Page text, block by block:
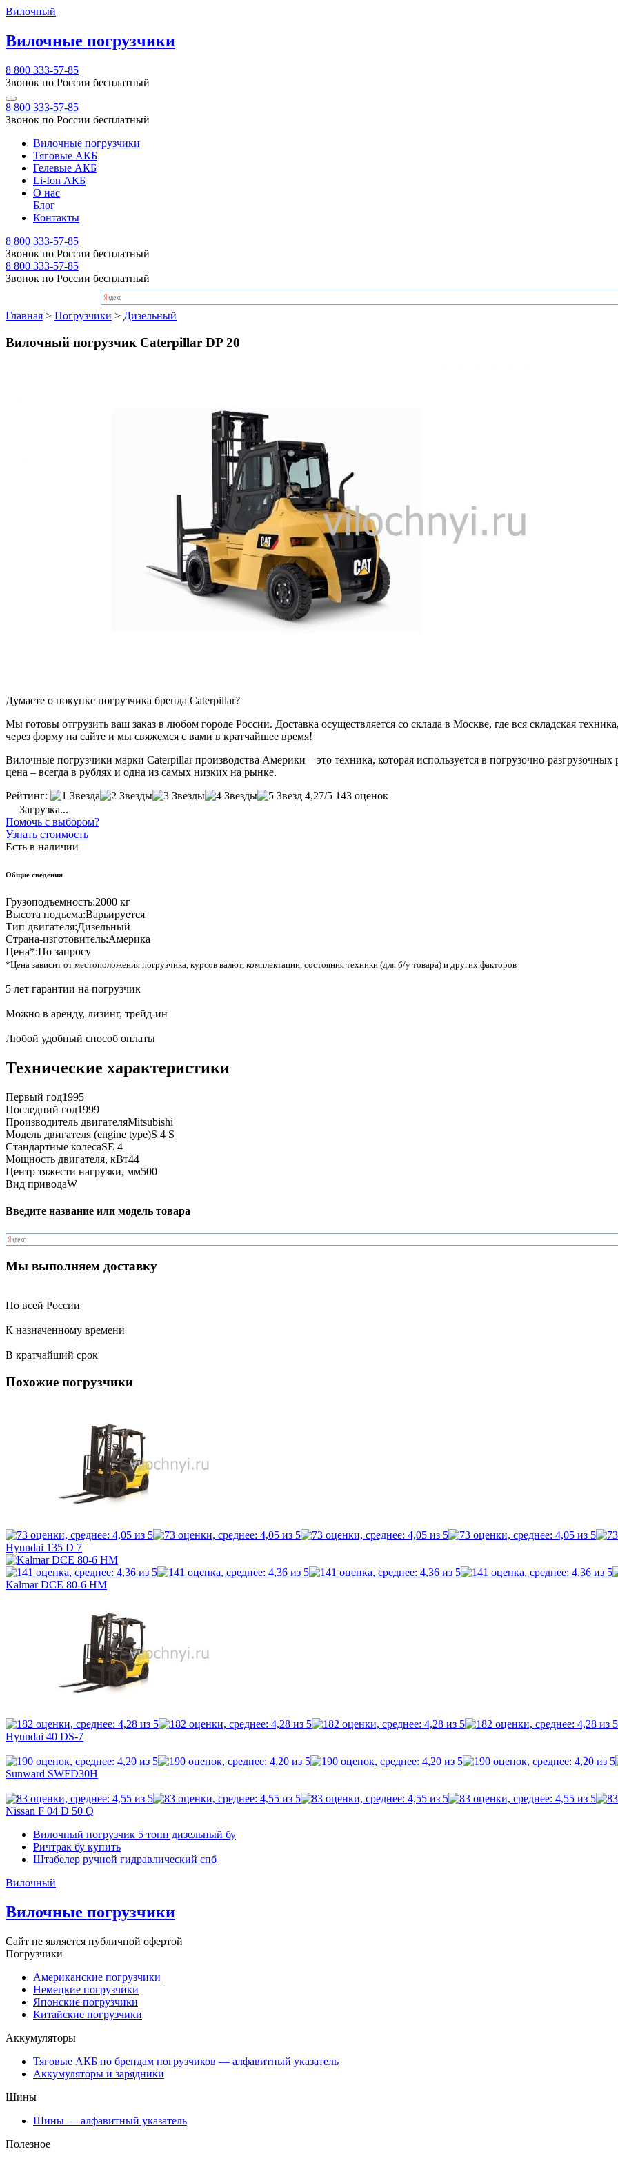
Вилочный
Вилочные погрузчики
8 800 333-57-85
Звонок по России бесплатный
8 800 333-57-85
Звонок по России бесплатный
Вилочные погрузчики
Тяговые АКБ
Гелевые АКБ
Li-Ion АКБ
О нас
Блог
Контакты
8 800 333-57-85
Звонок по России бесплатный
8 800 333-57-85
Звонок по России бесплатный
Главная > Погрузчики > Дизельный
Вилочный погрузчик Caterpillar DP 20
Думаете о покупке погрузчика бренда Caterpillar?
Мы готовы отгрузить ваш заказ в любом городе России. Доставка осуществляется со склада в Москве, где вся складская
через форму на сайте и мы свяжемся с вами в кратчайшее время!
Вилочные погрузчики марки Caterpillar производства Америки – это техника, которая используется в погрузочно-
цена – всегда в рублях и одна из самых низких на рынке.
Рейтинг:
4,27/5 143 оценок
Загрузка...
Помочь с выбором?
Узнать стоимость
Есть в наличии
Общие сведения
Грузоподъемность:2000 кг
Высота подъема:Варьируется
Тип двигателя:Дизельный
Страна-изготовитель:Америка
Цена*:По запросу
*Цена зависит от местоположения погрузчика, курсов валют, комплектации, состояния техники (для б/у товара) и других факторов
5 лет гарантии на погрузчик
Можно в аренду, лизинг, трейд-ин
Любой удобный способ оплаты
Технические характеристики
Первый год1995
Последний год1999
Производитель двигателяMitsubishi
Модель двигателя (engine type)S 4 S
Стандартные колесаSE 4
Мощность двигателя, кВт44
Центр тяжести нагрузки, мм500
Вид приводаW
Введите название или модель товара
Мы выполняем доставку
По всей России
К назначенному времени
В кратчайший срок
Похожие погрузчики
Hyundai 135 D 7
Kalmar DCE 80-6 HM
Hyundai 40 DS-7
Sunward SWFD30H
Nissan F 04 D 50 Q
Вилочный погрузчик 5 тонн дизельный бу
Ричтрак бу купить
Штабелер ручной гидравлический спб
Вилочный
Вилочные погрузчики
Сайт не является публичной офертой
Погрузчики
Американские погрузчики
Немецкие погрузчики
Японские погрузчики
Китайские погрузчики
Аккумуляторы
Тяговые АКБ по брендам погрузчиков — алфавитный указатель
Аккумуляторы и зарядники
Шины
Шины — алфавитный указатель
Полезное